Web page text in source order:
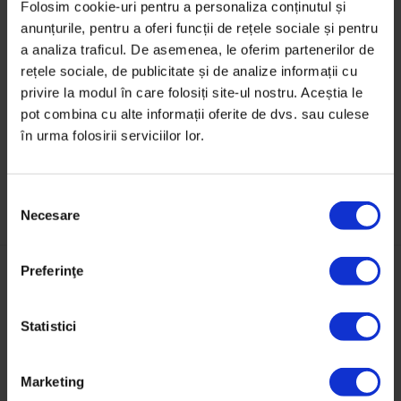
Folosim cookie-uri pentru a personaliza conținutul și
anunțurile, pentru a oferi funcții de rețele sociale și pentru
a analiza traficul. De asemenea, le oferim partenerilor de
rețele sociale, de publicitate și de analize informații cu
privire la modul în care folosiți site-ul nostru. Aceștia le
pot combina cu alte informații oferite de dvs. sau culese
în urma folosirii serviciilor lor.
Necesare
Preferinţe
Statistici
Marketing
pentru câine și stăpânul lui pe plajă, ci ca un sport. ●
Bucureșteanuleste o serie de articole săptămânale
despre oameni și întâmplări din Capitală.
S-ar putea să-ți mai placă: